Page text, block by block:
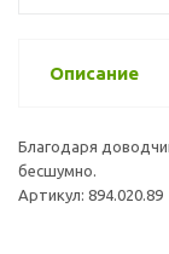
Описание
Благодаря
бесшумно.
Артикул: 894.020.89